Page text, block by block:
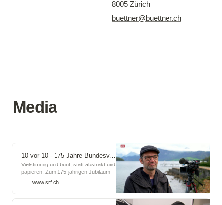
8005 Zürich
buettner@buettner.ch
Media
10 vor 10 - 175 Jahre Bundesverfassung verfilmt und vertont - Play SRF
Vielstimmig und bunt, statt abstrakt und
papieren: Zum 175-jährigen Jubiläum
vertont und verfilmt der Fotograf
Die über 190 Artikel lässt er von
www.srf.ch